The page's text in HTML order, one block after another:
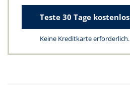
Teste 30 Tage kostenlos
Keine Kreditkarte erforderlich.